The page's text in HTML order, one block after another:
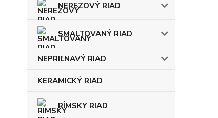
NEREZOVÝ RIAD
SMALTOVANÝ RIAD
NEPRIĽNAVÝ RIAD
KERAMICKÝ RIAD
RÍMSKY RIAD